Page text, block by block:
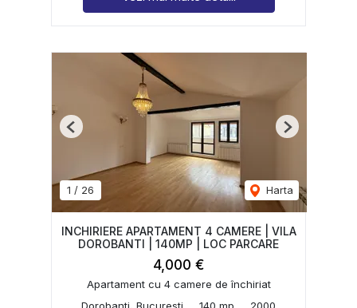
1 / 26 Harta
Previous Next
INCHIRIERE APARTAMENT 4 CAMERE | VILA
DOROBANTI | 140MP | LOC PARCARE
4,000 €
Apartament cu 4 camere de închiriat